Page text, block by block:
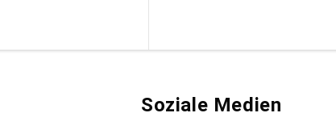
Soziale Medien